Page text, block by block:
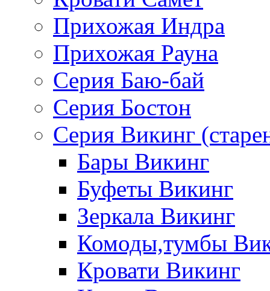
Прихожая Индра
Прихожая Рауна
Серия Баю-бай
Серия Бостон
Серия Викинг
Бары Викинг
Буфеты Викинг
Зеркала Викинг
Комоды,тумбы
Кровати Викинг